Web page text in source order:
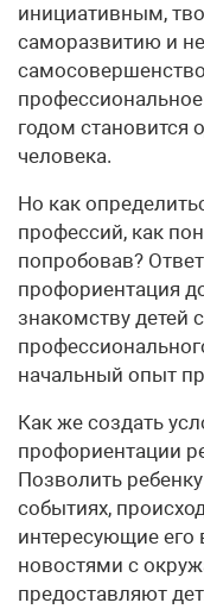
инициативным,
саморазвитию и
годом становится
человека.
Но как
профессий, как
попробовав?
профориентация
знакомству детей
начальный опыт
Как же создать
профориентации
Позволить
событиях,
интересующие
новостями с
предоставляют